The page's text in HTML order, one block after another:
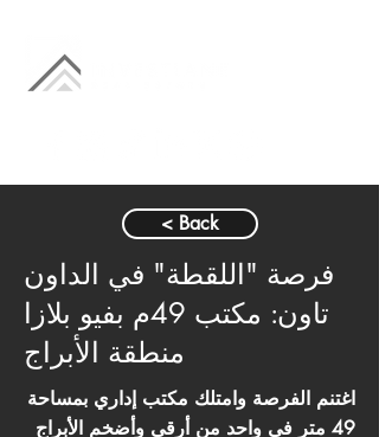
< Back
فرصة "اللقطة" في الداون
تاون: مكتب 49م بفيو بلازا
منطقة الأبراج
اغتنم الفرصة وامتلك مكتب إداري بمساحة
49 متر في واحد من أرقى وأضخم الأبراج